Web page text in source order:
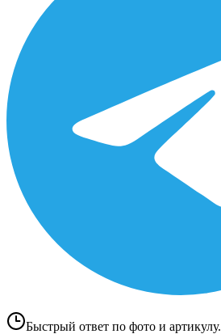
Быстрый ответ по фото и артикулу.